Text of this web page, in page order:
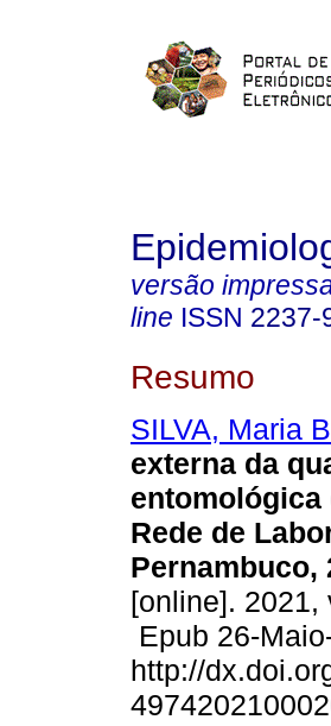
versão
line ISSN 2237-
Resumo
SILVA, Maria
externa da
entomológica
Rede de
Pernambuco,
[online]. 2021,
Epub 26-
http://